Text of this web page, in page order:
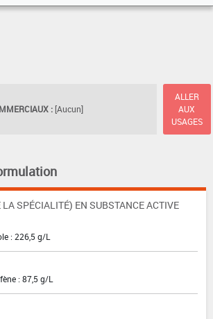
: [Aucun]
ALLER
AUX
USAGES
SPÉCIALITÉ) EN SUBSTANCE ACTIVE
: 226,5 g/L
: 87,5 g/L